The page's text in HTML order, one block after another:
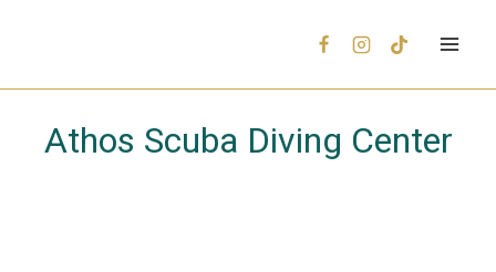
Athos Scuba Diving Center